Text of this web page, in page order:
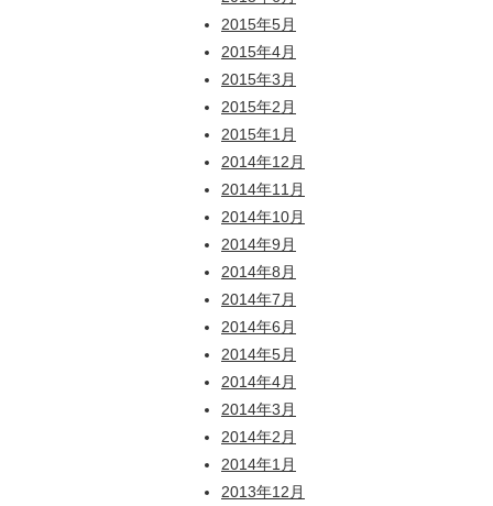
2015年5月
2015年4月
2015年3月
2015年2月
2015年1月
2014年12月
2014年11月
2014年10月
2014年9月
2014年8月
2014年7月
2014年6月
2014年5月
2014年4月
2014年3月
2014年2月
2014年1月
2013年12月